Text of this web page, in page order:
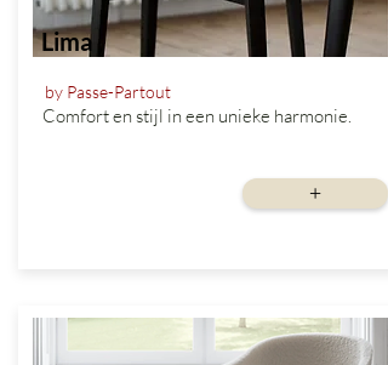
Lima
by Passe-Partout
Comfort en stijl in een unieke harmonie.
+